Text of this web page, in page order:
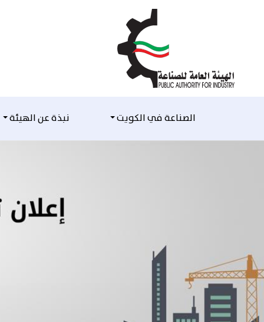
الصناعة في الكويت نبذة عن الهيئة